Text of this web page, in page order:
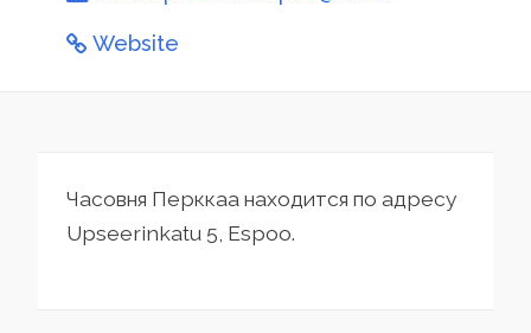
Website
Часовня Перккаа находится по адресу
Upseerinkatu 5, Espoo.